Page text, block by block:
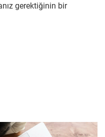
gerektiğinin bir